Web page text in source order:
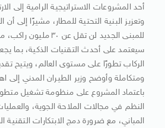
أحد المشروعات الاستراتيجية الرامية إلى
وتعزيز البنية التحتية للمطار، مشيرًا إلى أن
للمبنى الجديد لن تقل عن
سيعتمد على أحدث التقنيات الذكية، بما
الركاب تطورًا على مستوى العالم، ويتيح
ومتكاملة وأوضح وزير الطيران المدني إلى
باعتماد المشروع على منظومة تشغيل
النظم في مجالات الملاحة الجوية،
المباني، مع ضرورة دمج الابتكارات التقنية